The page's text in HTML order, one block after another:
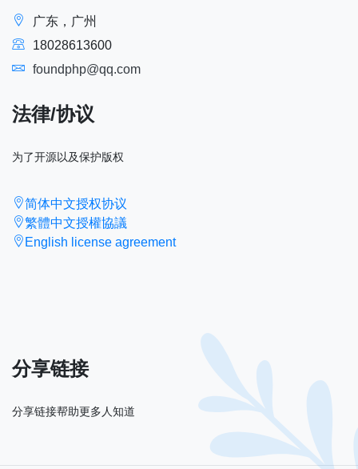
广东，广州
18028613600
foundphp@qq.com
法律/协议
为了开源以及保护版权
简体中文授权协议
繁體中文授權協議
English license agreement
分享链接
分享链接帮助更多人知道